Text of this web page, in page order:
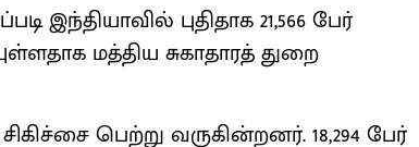
புதிதாக 21,566 பேர்
மத்திய சுகாதாரத் துறை
பெற்று வருகின்றனர். 18,294 பேர்